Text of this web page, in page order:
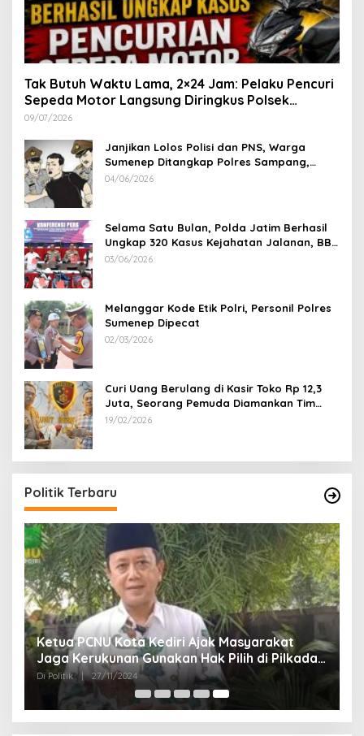
Tak Butuh Waktu Lama, 2×24 Jam: Pelaku Pencuri
Sepeda Motor Langsung Diringkus Polsek
Lenteng di Wilayah Manding
09/07/2026
Janjikan Lolos Polisi dan PNS, Warga
Sumenep Ditangkap Polres Sampang,
Korban Rugi Rp 600 juta
04/06/2026
Selama Satu Bulan, Polda Jatim Berhasil
Ungkap 320 Kasus Kejahatan Jalanan, BB
100 Sepeda Motor dan 12 Mobil Diamankan
03/06/2026
Melanggar Kode Etik Polri, Personil Polres
Sumenep Dipecat
02/03/2026
Curi Uang Berulang di Kasir Toko Rp 12,3
Juta, Seorang Pemuda Diamankan Tim
Reskrim Polsek Lenteng Sumenep
19/02/2026
Politik Terbaru
Ketua PCNU Kota Kediri Ajak Masyarakat
Jaga Kerukunan Gunakan Hak Pilih di Pilkada
2024
Di Politik | 27/11/2024